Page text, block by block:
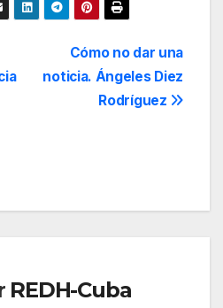
Cómo no dar una
noticia. Ángeles Diez
Rodríguez
REDH-Cuba